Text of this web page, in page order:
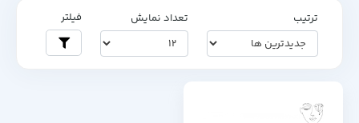
ترتیب تعداد نمایش فیلتر